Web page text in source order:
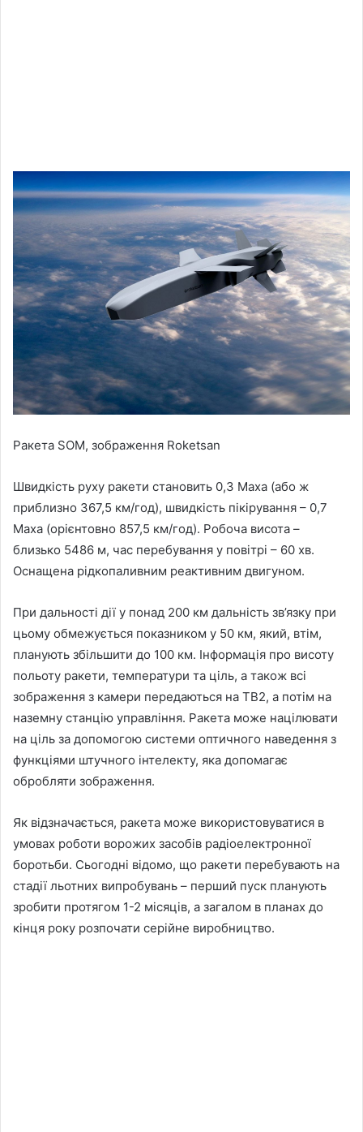
Ракета SOM, зображення Roketsan
Швидкість руху ракети становить 0,3 Маха (або ж
приблизно 367,5 км/год), швидкість пікірування – 0,7
Маха (орієнтовно 857,5 км/год). Робоча висота –
близько 5486 м, час перебування у повітрі – 60 хв.
Оснащена рідкопаливним реактивним двигуном.
При дальності дії у понад 200 км дальність зв’язку при
цьому обмежується показником у 50 км, який, втім,
планують збільшити до 100 км. Інформація про висоту
польоту ракети, температури та ціль, а також всі
зображення з камери передаються на TB2, а потім на
наземну станцію управління. Ракета може націлювати
на ціль за допомогою системи оптичного наведення з
функціями штучного інтелекту, яка допомагає
обробляти зображення.
Як відзначається, ракета може використовуватися в
умовах роботи ворожих засобів радіоелектронної
боротьби. Сьогодні відомо, що ракети перебувають на
стадії льотних випробувань – перший пуск планують
зробити протягом 1-2 місяців, а загалом в планах до
кінця року розпочати серійне виробництво.